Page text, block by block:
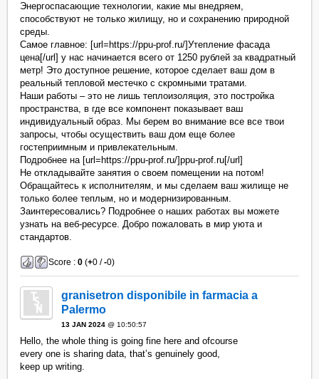
Энергоспасающие технологии, какие мы внедряем,
способствуют не только жилищу, но и сохранению природной
среды.
Самое главное: [url=https://ppu-prof.ru/]Утепление фасада
цена[/url] у нас начинается всего от 1250 рублей за квадратный
метр! Это доступное решение, которое сделает ваш дом в
реальный тепловой местечко с скромными тратами.
Наши работы – это не лишь теплоизоляция, это постройка
пространства, в где все компонент показывает ваш
индивидуальный образ. Мы берем во внимание все все твои
запросы, чтобы осуществить ваш дом еще более
гостеприимным и привлекательным.
Подробнее на [url=https://ppu-prof.ru/]ppu-prof.ru[/url]
Не откладывайте занятия о своем помещении на потом!
Обращайтесь к исполнителям, и мы сделаем ваш жилище не
только более теплым, но и модернизированным.
Заинтересовались? Подробнее о наших работах вы можете
узнать на веб-ресурсе. Добро пожаловать в мир уюта и
стандартов.
Score :0 (+0 /-0)
granisetron disponibile in farmacia a
Palermo
13 JAN 2024 @ 10:50:57
Hello, the whole thing is going fine here and ofcourse
every one is sharing data, that’s genuinely good,
keep up writing.